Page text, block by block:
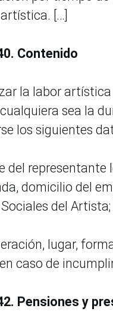
[…]
Contenido
la labor
sea la
los siguientes
del representante
domicilio del
del Artista;
lugar,
caso de
Pensiones y